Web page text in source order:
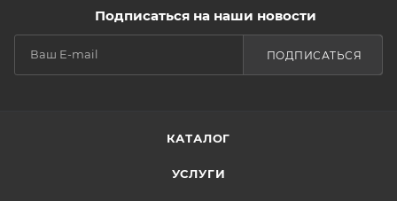
Подписаться на наши новости
ПОДПИСАТЬСЯ
КАТАЛОГ
УСЛУГИ